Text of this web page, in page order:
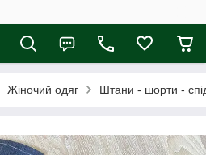
Жіночий одяг Штани - шорти -